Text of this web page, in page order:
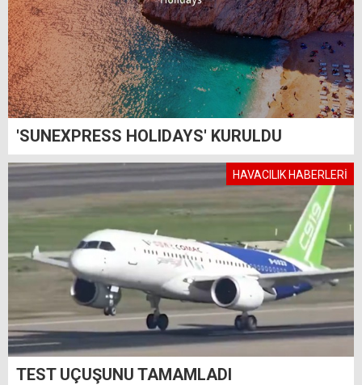
'SUNEXPRESS HOLIDAYS' KURULDU
HAVACILIK HABERLERİ
TEST UÇUŞUNU TAMAMLADI